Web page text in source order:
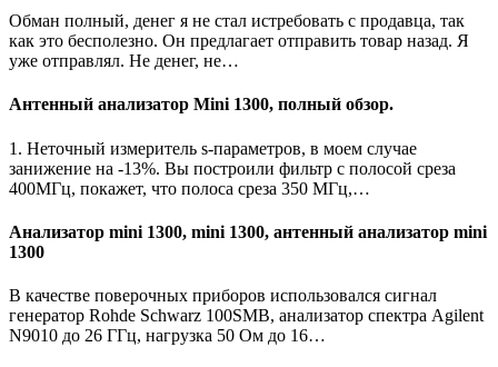
Обман полный, денег я не стал истребовать с продавца, так
как это бесполезно. Он предлагает отправить товар назад. Я
уже отправлял. Не денег, не…
Антенный анализатор Mini 1300, полный обзор.
1. Неточный измеритель s-параметров, в моем случае
занижение на -13%. Вы построили фильтр с полосой среза
400МГц, покажет, что полоса среза 350 МГц,…
Анализатор mini 1300, mini 1300, антенный анализатор mini
1300
В качестве поверочных приборов использовался сигнал
генератор Rohde Schwarz 100SMB, анализатор спектра Agilent
N9010 до 26 ГГц, нагрузка 50 Ом до 16…